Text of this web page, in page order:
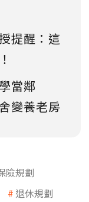
提醒：這
當鄰
變養老房
險規劃
退休規劃